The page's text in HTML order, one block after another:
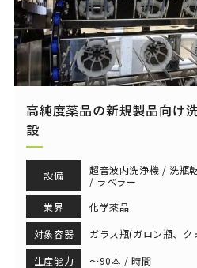
高純度薬品の新規製品向け
設
設備
超音波内洗浄機 / 洗瓶
/ ラベラー
業界
化学薬品
対象容器
ガラス瓶(ガロン瓶、ク
生産能力
～90本 / 時間